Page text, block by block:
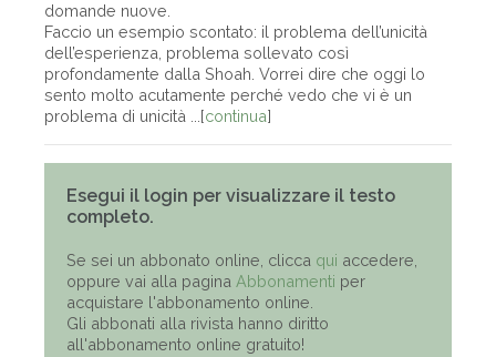
domande nuove.
Faccio un esempio scontato: il problema dell’unicità
dell’esperienza, problema sollevato così
profondamente dalla Shoah. Vorrei dire che oggi lo
sento molto acutamente perché vedo che vi è un
problema di unicità ...[continua]
Esegui il login per visualizzare il testo
completo.
Se sei un abbonato online, clicca qui accedere,
oppure vai alla pagina Abbonamenti per
acquistare l'abbonamento online.
Gli abbonati alla rivista hanno diritto
all'abbonamento online gratuito!